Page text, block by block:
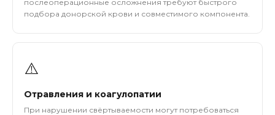
послеоперационные осложнения требуют быстрого
подбора донорской крови и совместимого компонента.
⚠️
Отравления и коагулопатии
При нарушении свёртываемости могут потребоваться